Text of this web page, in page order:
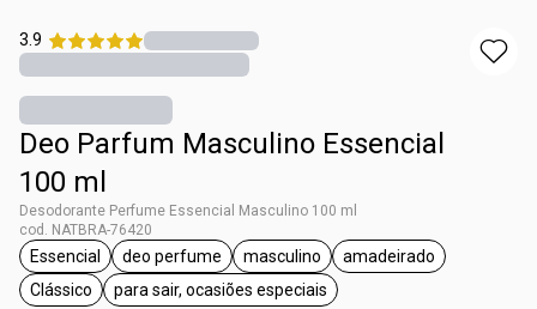
3.9
Deo Parfum Masculino Essencial
100 ml
Desodorante Perfume Essencial Masculino 100 ml
cod. NATBRA-76420
etiqueta Essencial
Essencial
etiqueta deo perfume
deo perfume
etiqueta masculino
masculino
etiqueta
amadeirado
etiqueta Clássico
Clássico
etiqueta para sair, ocasiões especiais
para sair, ocasiões especiais